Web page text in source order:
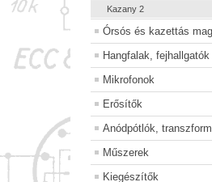
Kazany 2
Órsós és kazettás
Hangfalak, fejhallgatók
Mikrofonok
Erősítők
Anódpótlók,
Műszerek
Kiegészítők